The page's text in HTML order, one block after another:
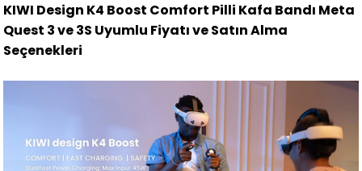
KIWI Design K4 Boost Comfort Pilli Kafa Bandı Meta
Quest 3 ve 3S Uyumlu Fiyatı ve Satın Alma
Seçenekleri